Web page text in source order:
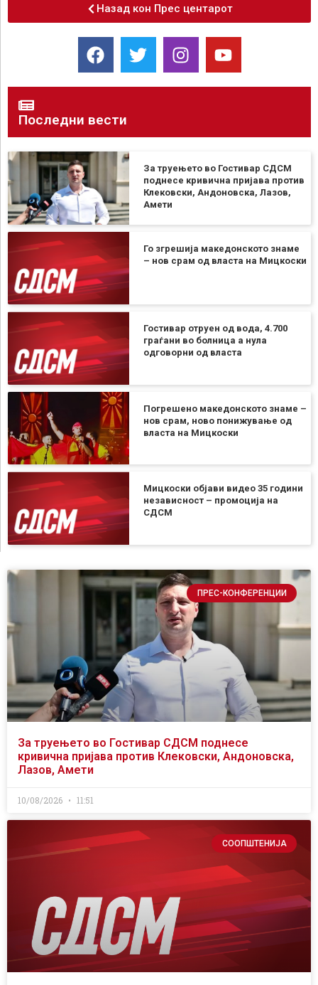
Назад кон Прес центарот
Последни вести
За труењето во Гостивар СДСМ
поднесе кривична пријава против
Клековски, Андоновска, Лазов,
Амети
Го згрешија македонското знаме
– нов срам од власта на Мицкоски
Гостивар отруен од вода, 4.700
граѓани во болница а нула
одговорни од власта
Погрешено македонското знаме –
нов срам, ново понижување од
власта на Мицкоски
Мицкоски објави видео 35 години
независност – промоција на
СДСМ
ПРЕС-КОНФЕРЕНЦИИ
За труењето во Гостивар СДСМ поднесе
кривична пријава против Клековски, Андоновска,
Лазов, Амети
10/08/2026 11:51
СООПШТЕНИЈА